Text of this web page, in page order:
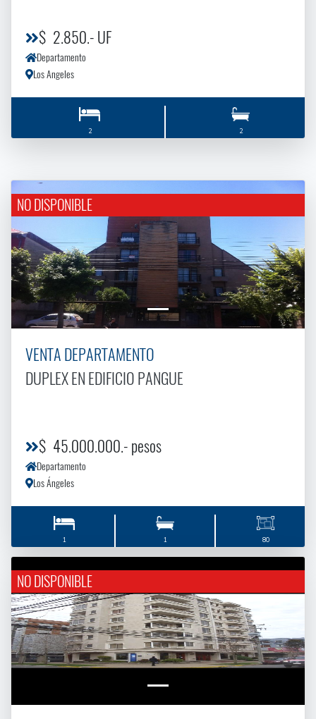
$ 2.850.- UF
Departamento
Los Angeles
2 2
NO DISPONIBLE
VENTA DEPARTAMENTO
DUPLEX EN EDIFICIO PANGUE
$ 45.000.000.- pesos
Departamento
Los Ángeles
1 1 80
NO DISPONIBLE